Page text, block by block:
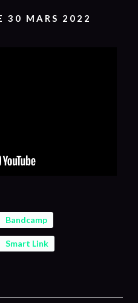
30 MARS 2022
Bandcamp
Smart Link